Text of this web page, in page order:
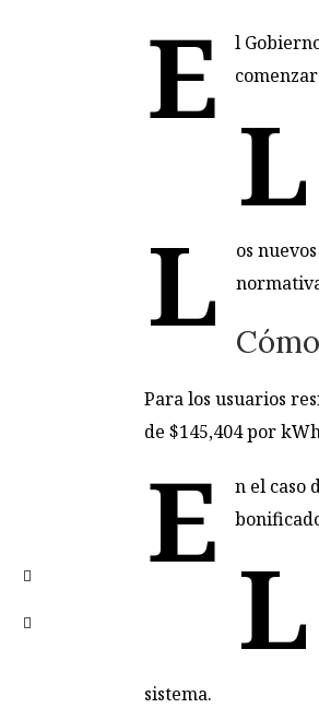
E l
L
L os
Para los usuarios
de $145,404 por
E
n el caso
L
sistema.